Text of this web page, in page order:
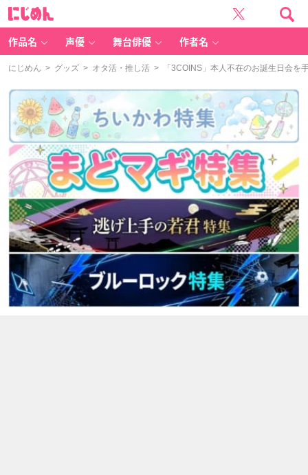
作品名 声優 舞台俳優 作者名
にじめん > グッズ > オタ活・推し活 > 「3COINS」本人不在のお誕生日会を